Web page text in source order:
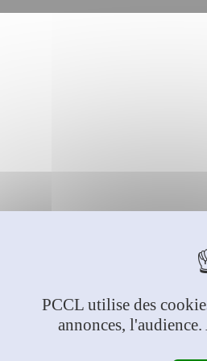
PCCL utilise des
annonces,